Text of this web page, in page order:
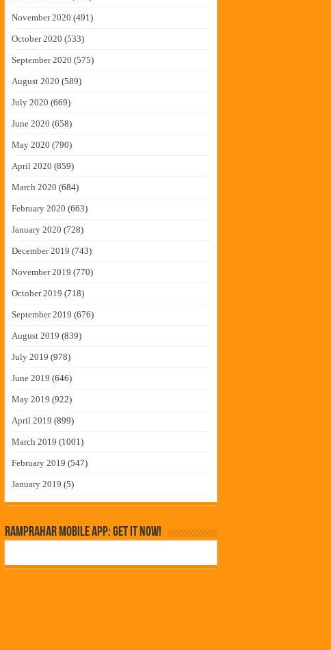
November 2020 (491)
October 2020 (533)
September 2020 (575)
August 2020 (589)
July 2020 (669)
June 2020 (658)
May 2020 (790)
April 2020 (859)
March 2020 (684)
February 2020 (663)
January 2020 (728)
December 2019 (743)
November 2019 (770)
October 2019 (718)
September 2019 (676)
August 2019 (839)
July 2019 (978)
June 2019 (646)
May 2019 (922)
April 2019 (899)
March 2019 (1001)
February 2019 (547)
January 2019 (5)
RamPrahar Mobile App: Get it Now!